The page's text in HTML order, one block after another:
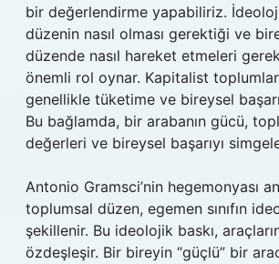
bir değerlendirme yapabiliriz.
düzenin nasıl olması gerektiği ve
düzende nasıl hareket etmeleri
önemli rol oynar. Kapitalist
genellikle tüketime ve bireysel
Bu bağlamda, bir arabanın gücü,
değerleri ve bireysel başarıyı
Antonio Gramsci’nin hegemonyası
toplumsal düzen, egemen sınıfın
şekillenir. Bu ideolojik baskı,
özdeşleşir. Bir bireyin “güçlü” bir